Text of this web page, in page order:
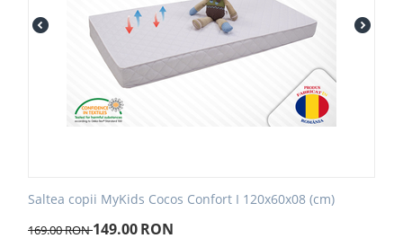
Saltea copii MyKids Cocos Confort I 120x60x08 (cm)
169.00RON149.00RON